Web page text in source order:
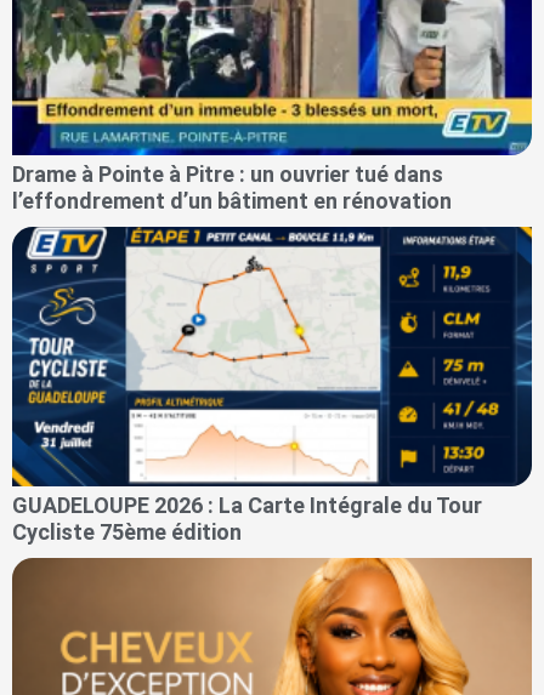
Drame à Pointe à Pitre : un ouvrier tué dans
l’effondrement d’un bâtiment en rénovation
GUADELOUPE 2026 : La Carte Intégrale du Tour
Cycliste 75ème édition